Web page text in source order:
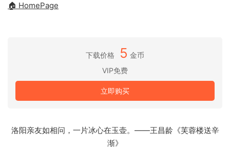
🏠 HomePage
下载价格 5 金币
VIP免费
立即购买
洛阳亲友如相问，一片冰心在玉壶。——王昌龄《芙蓉楼送辛
渐》